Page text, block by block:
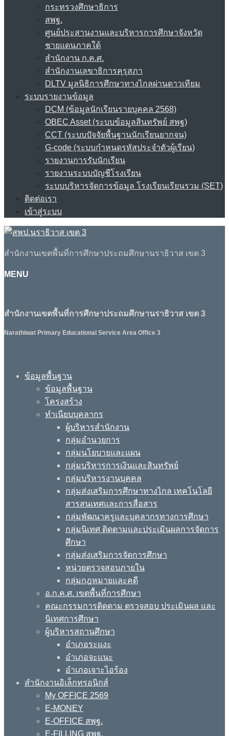
กระทรวงศึกษาธิการ
สพฐ.
ศูนย์ประสานงานและบริหารการศึกษาจังหวัด
ชายแดนภาคใต้
สำนักงาน ก.ค.ศ.
สำนักงานเลขาธิการคุรุสภา
DLTV มูลนิธิการศึกษาทางไกลผ่านดาวเทียม
ระบบรายงานข้อมูล
DCM (ข้อมูลนักเรียนรายบุคคล 2568)
OBEC Asset (ระบบข้อมูลสินทรัพย์ สพฐ)
CCT (ระบบปัจจัยพื้นฐานนักเรียนยากจน)
G-code (ระบบกำหนดรหัสประจำตัวผู้เรียน)
รายงานการรับนักเรียน
รายงานระบบบัญชีโรงเรียน
ระบบบริหารจัดการข้อมูล โรงเรียนเรียนรวม (SET)
ติดต่อเรา
เข้าสู่ระบบ
สำนักงานเขตพื้นที่การศึกษาประถมศึกษานราธิวาส เขต 3
MENU
สำนักงานเขตพื้นที่การศึกษาประถมศึกษานราธิวาส เขต 3
Narathiwat Primary Educational Service Area Office 3
ข้อมูลพื้นฐาน
ข้อมูลพื้นฐาน
โครงสร้าง
ทำเนียบบุคลากร
ผู้บริหารสำนักงาน
กลุ่มอำนวยการ
กลุ่มนโยบายและแผน
กลุ่มบริหารการเงินและสินทรัพย์
กลุ่มบริหารงานบุคคล
กลุ่มส่งเสริมการศึกษาทางไกล เทคโนโลยี
สารสนเทศและการสื่อสาร
กลุ่มพัฒนาครูและบุคลากรทางการศึกษา
กลุ่มนิเทศ ติดตามและประเมินผลการจัดการ
ศึกษา
กลุ่มส่งเสริมการจัดการศึกษา
หน่วยตรวจสอบภายใน
กลุ่มกฎหมายและคดี
อ.ก.ค.ศ. เขตพื้นที่การศึกษา
คณะกรรมการติดตาม ตรวจสอบ ประเมินผล และ
นิเทศการศึกษา
ผู้บริหารสถานศึกษา
อำเภอระแงะ
อำเภอจะแนะ
อำเภอเจาะไอร้อง
สำนักงานอิเล็กทรอนิกส์
My OFFICE 2569
E-MONEY
E-OFFICE สพฐ.
E-FILLING สพฐ.